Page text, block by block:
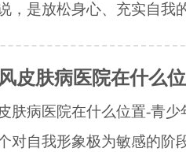
，是放松身心、充实自我
皮肤病医院在什么
肤病医院在什么位置-青
对自我形象极为敏感的阶